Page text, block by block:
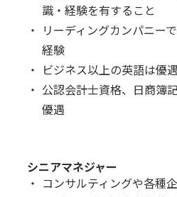
識・経験を有すること
リーディングカンパニー
経験
ビジネス以上の英語は優遇
公認会計士資格、日商簿
優遇
シニアマネジャー
コンサルティングや各種